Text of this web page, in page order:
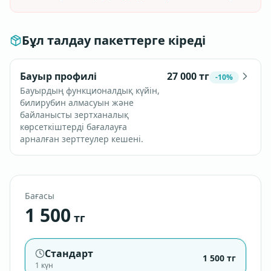
Бұл талдау пакеттерге кіреді
Бауыр профилі
Бауырдың функционалдық күйін,
билирубин алмасуын және
байланысты зертханалық
көрсеткіштерді бағалауға
арналған зерттеулер кешені.
27 000тг -10%
Бағасы
1 500 тг
Стандарт
1 күн
1 500 тг